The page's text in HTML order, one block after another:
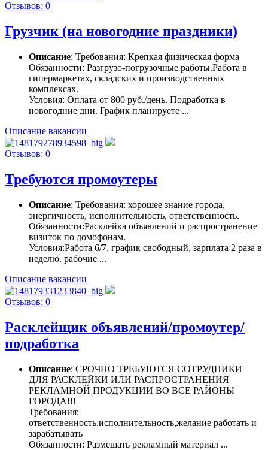
Отзывов: 0
Грузчик (на новогодние праздники)
Описание: Требования: Крепкая физическая форма
Обязанности: Разгрузо-погрузочные работы.Работа в
гипермаркетах, складских и производственных
комплексах.
Условия: Оплата от 800 руб./день. Подработка в
новогодние дни. График планируете ...
Описание вакансии
Отзывов: 0
Требуются промоутеры
Описание: Требования: хорошее знание города,
энергичность, исполнительность, ответственность.
Обязанности:Расклейка объявлений и распространение
визиток по домофонам.
Условия:Работа 6/7, график свободный, зарплата 2 раза в
неделю. рабочие ...
Описание вакансии
Отзывов: 0
Расклейщик объявлений/промоутер/
подработка
Описание: СРОЧНО ТРЕБУЮТСЯ СОТРУДНИКИ
ДЛЯ РАСКЛЕЙКИ ИЛИ РАСПРОСТРАНЕНИЯ
РЕКЛАМНОЙ ПРОДУКЦИИ ВО ВСЕ РАЙОНЫ
ГОРОДА!!!
Требования:
ответственность,исполнительность,желание работать и
зарабатывать
Обязанности: Размещать рекламный материал ...